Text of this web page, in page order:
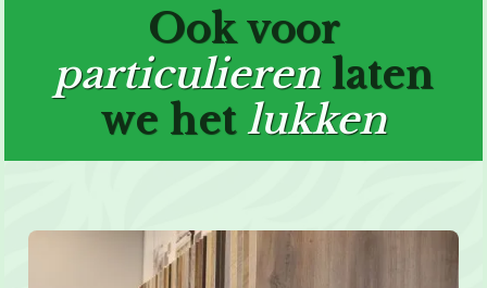
Ook voor
particulierenlaten
we het lukken